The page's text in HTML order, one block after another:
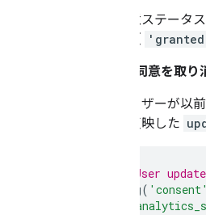
同意ステータ
更（
例: 同意を取り
ユーザーが以
を反映した
// User
gtag( 'consent'